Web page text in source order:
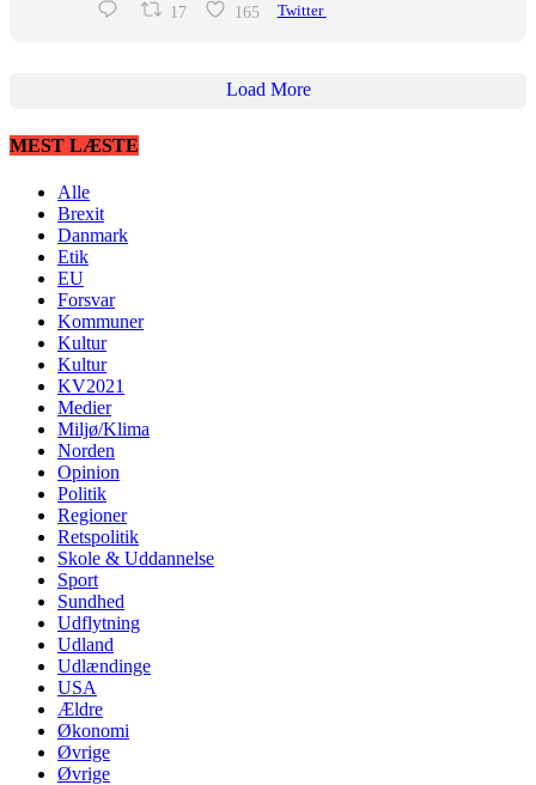
17 165 Twitter
Load More
MEST LÆSTE
Alle
Brexit
Danmark
Etik
EU
Forsvar
Kommuner
Kultur
Kultur
KV2021
Medier
Miljø/Klima
Norden
Opinion
Politik
Regioner
Retspolitik
Skole & Uddannelse
Sport
Sundhed
Udflytning
Udland
Udlændinge
USA
Ældre
Økonomi
Øvrige
Øvrige